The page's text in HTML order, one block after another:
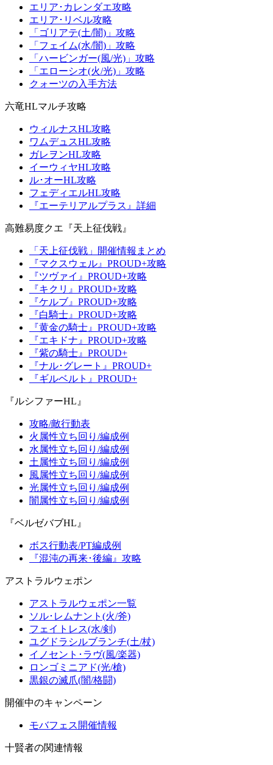
エリア･カレンダエ攻略
エリア･リベル攻略
「ゴリアテ(土/闇)」攻略
「フェイム(水/闇)」攻略
「ハービンガー(風/光)」攻略
「エローシオ(火/光)」攻略
クォーツの入手方法
六竜HLマルチ攻略
ウィルナスHL攻略
ワムデュスHL攻略
ガレヲンHL攻略
イーウィヤHL攻略
ル･オーHL攻略
フェディエルHL攻略
『エーテリアルプラス』詳細
高難易度クエ『天上征伐戦』
「天上征伐戦」開催情報まとめ
『マクスウェル』PROUD+攻略
『ツヴァイ』PROUD+攻略
『キクリ』PROUD+攻略
『ケルブ』PROUD+攻略
『白騎士』PROUD+攻略
『黄金の騎士』PROUD+攻略
『エキドナ』PROUD+攻略
『紫の騎士』PROUD+
『ナル･グレート』PROUD+
『ギルベルト』PROUD+
『ルシファーHL』
攻略/敵行動表
火属性立ち回り/編成例
水属性立ち回り/編成例
土属性立ち回り/編成例
風属性立ち回り/編成例
光属性立ち回り/編成例
闇属性立ち回り/編成例
『ベルゼバブHL』
ボス行動表/PT編成例
『混沌の再来･後編』攻略
アストラルウェポン
アストラルウェポン一覧
ソル･レムナント(火/斧)
フェイトレス(水/剣)
ユグドラシルブランチ(土/杖)
イノセント･ラヴ(風/楽器)
ロンゴミニアド(光/槍)
黒銀の滅爪(闇/格闘)
開催中のキャンペーン
モバフェス開催情報
十賢者の関連情報